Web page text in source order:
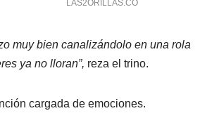
muy bien canalizándolo en una rola
ya no lloran”, reza el trino.
cargada de emociones.